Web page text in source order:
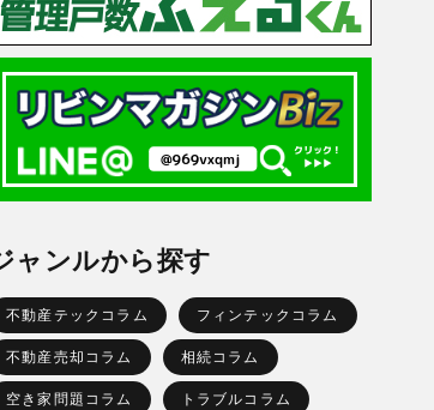
ャンルから探す
不動産テックコラム フィンテックコラム
不動産売却コラム 相続コラム
空き家問題コラム トラブルコラム